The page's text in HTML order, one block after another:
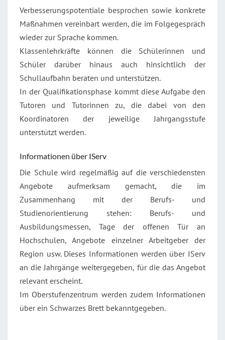
Verbesserungspotentiale besprochen sowie konkrete
Maßnahmen vereinbart werden, die im Folgegespräch
wieder zur Sprache kommen.
Klassenlehrkräfte können die Schülerinnen und
Schüler darüber hinaus auch hinsichtlich der
Schullaufbahn beraten und unterstützen.
In der Qualifikationsphase kommt diese Aufgabe den
Tutoren und Tutorinnen zu, die dabei von den
Koordinatoren der jeweilige Jahrgangsstufe
unterstützt werden.
Informationen über IServ
Die Schule wird regelmäßig auf die verschiedensten
Angebote aufmerksam gemacht, die im
Zusammenhang mit der Berufs- und
Studienorientierung stehen: Berufs- und
Ausbildungsmessen, Tage der offenen Tür an
Hochschulen, Angebote einzelner Arbeitgeber der
Region usw. Dieses Informationen werden über IServ
an die Jahrgänge weitergegeben, für die das Angebot
relevant erscheint.
Im Oberstufenzentrum werden zudem Informationen
über ein Schwarzes Brett bekanntgegeben.